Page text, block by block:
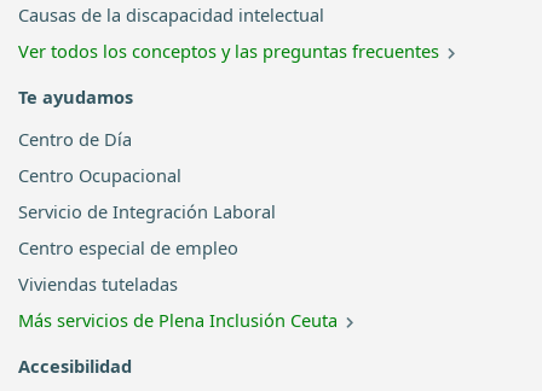
Causas de la discapacidad intelectual
Ver todos los conceptos y las preguntas frecuentes
Te ayudamos
Centro de Día
Centro Ocupacional
Servicio de Integración Laboral
Centro especial de empleo
Viviendas tuteladas
Más servicios de Plena Inclusión Ceuta
Accesibilidad